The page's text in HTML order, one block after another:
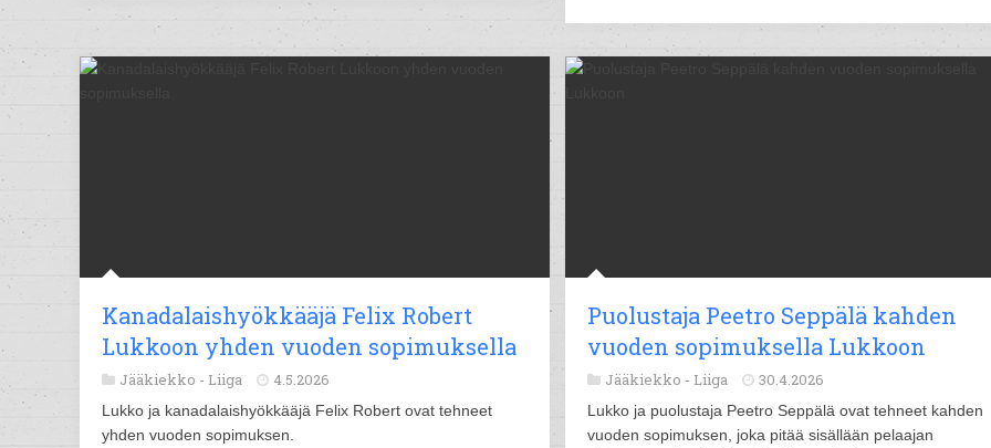
Kanadalaishyökkääjä Felix Robert
Lukkoon yhden vuoden sopimuksella
Jääkiekko - Liiga 4.5.2026
Lukko ja kanadalaishyökkääjä Felix Robert ovat tehneet
yhden vuoden sopimuksen.
Puolustaja Peetro Seppälä kahden
vuoden sopimuksella Lukkoon
Jääkiekko - Liiga 30.4.2026
Lukko ja puolustaja Peetro Seppälä ovat tehneet kahden
vuoden sopimuksen, joka pitää sisällään pelaajan